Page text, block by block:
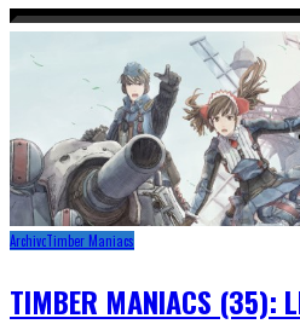
ArchivoTimber Maniacs
TIMBER MANIACS (35):